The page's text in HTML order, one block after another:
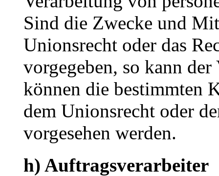
Sind die Zwecke und
Unionsrecht oder das
vorgegeben, so kann
können die bestimmten
dem Unionsrecht oder
vorgesehen werden.
h) Auftragsverarbeiter